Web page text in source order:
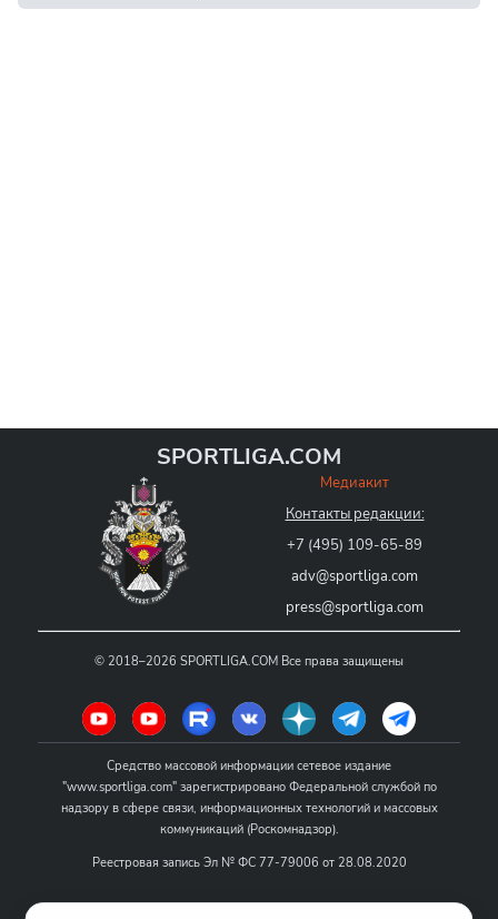
SPORTLIGA.COM
Медиакит
Контакты редакции:
+7 (495) 109-65-89
adv@sportliga.com
press@sportliga.com
© 2018–2026 SPORTLIGA.COM Все права защищены
Средство массовой информации сетевое издание
"www.sportliga.com" зарегистрировано Федеральной службой по
надзору в сфере связи, информационных технологий и массовых
коммуникаций (Роскомнадзор).
Реестровая запись Эл № ФС 77-79006 от 28.08.2020
Название - www.sportliga.com